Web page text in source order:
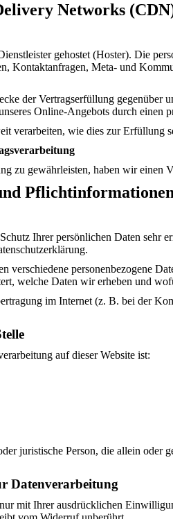
Networks
gehostet (Hoster). Die
Kontaktanfragen, Meta- und
der Vertragserfüllung
Online-Angebots durch
verarbeiten, wie dies zur Erfüllung
zu gewährleisten, haben wir einen
Pflicht­informationen
Ihrer persönlichen Daten sehr
verschiedene personenbezogene
welche Daten wir erheben und
im Internet (z. B. bei der
auf dieser Website ist:
juristische Person, die allein oder
Datenverarbeitung
mit Ihrer ausdrücklichen